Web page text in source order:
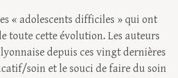
« adolescents difficiles » qui ont
toute cette évolution. Les auteurs
depuis ces vingt dernières
soin et le souci de faire du soin